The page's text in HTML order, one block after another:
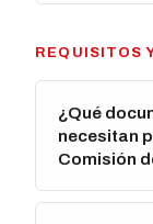
REQUISITOS
¿Qué
necesitan
Comisión